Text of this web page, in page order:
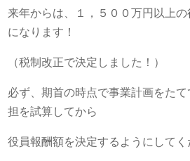
来年からは、１，５００万円以上
になります！
（税制改正で決定しました！）
必ず、期首の時点で事業計画をた
担を試算してから
役員報酬額を決定するようにしてく